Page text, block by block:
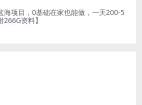
海项目，0基础在家也能做，一天200-5
资料】